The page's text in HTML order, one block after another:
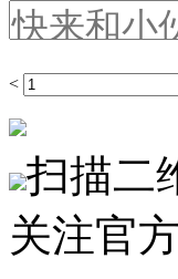
<
扫描二
关注官